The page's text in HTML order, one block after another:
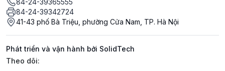
84-24-39365555
84-24-39342724
41-43 phố Bà Triệu, phường Cửa Nam, TP. Hà Nội
Phát triển và vận hành bởi SolidTech
Mạng xã hội
Theo dõi: